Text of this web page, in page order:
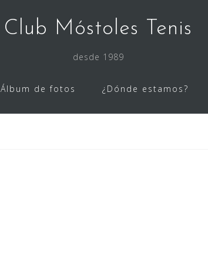
Club Móstoles Tenis
desde 1989
Álbum de fotos ¿Dónde estamos?